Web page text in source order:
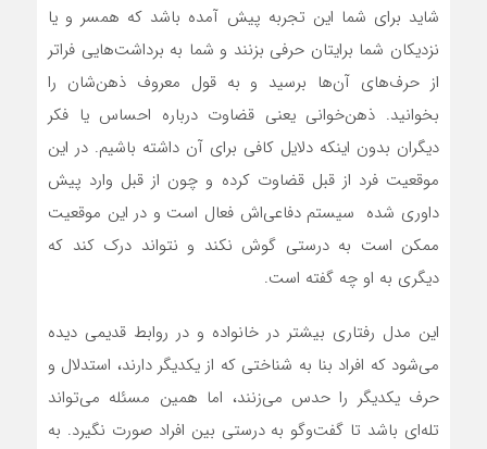
شاید برای شما این تجربه پیش آمده باشد که همسر و یا
نزدیکان شما برایتان حرفی بزنند و شما به برداشت‌هایی فراتر
از حرف‌های آن‌ها برسید و به قول معروف ذهن‌شان را
بخوانید. ذهن‌خوانی یعنی قضاوت درباره احساس یا فکر
دیگران بدون اینکه دلایل کافی برای آن داشته باشیم. در این
موقعیت فرد از قبل قضاوت کرده و چون از قبل وارد پیش
داوری شده سیستم دفاعی‌اش فعال است و در این موقعیت
ممکن است به درستی گوش نکند و نتواند درک کند که
دیگری به او چه گفته است.
این مدل رفتاری بیشتر در خانواده و در روابط قدیمی دیده
می‌شود که افراد بنا به شناختی که از یکدیگر دارند، استدلال و
حرف یکدیگر را حدس می‌زنند، اما همین مسئله می‌تواند
تله‌ای باشد تا گفت‌وگو به درستی بین افراد صورت نگیرد. به